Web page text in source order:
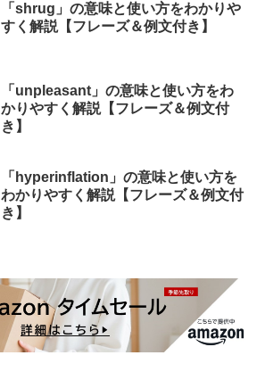
「shrug」の意味と使い方をわかりや
すく解説【フレーズ＆例文付き】
「unpleasant」の意味と使い方をわ
かりやすく解説【フレーズ＆例文付
き】
「hyperinflation」の意味と使い方を
わかりやすく解説【フレーズ＆例文付
き】